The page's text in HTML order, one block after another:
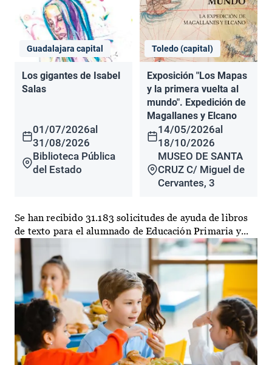
Guadalajara capital
Los gigantes de Isabel
Salas
01/07/2026al
31/08/2026
Biblioteca Pública
del Estado
Toledo (capital)
Exposición "Los Mapas
y la primera vuelta al
mundo". Expedición de
Magallanes y Elcano
14/05/2026al
18/10/2026
MUSEO DE SANTA
CRUZ C/ Miguel de
Cervantes, 3
Se han recibido 31.183 solicitudes de ayuda de libros
de texto para el alumnado de Educación Primaria y...